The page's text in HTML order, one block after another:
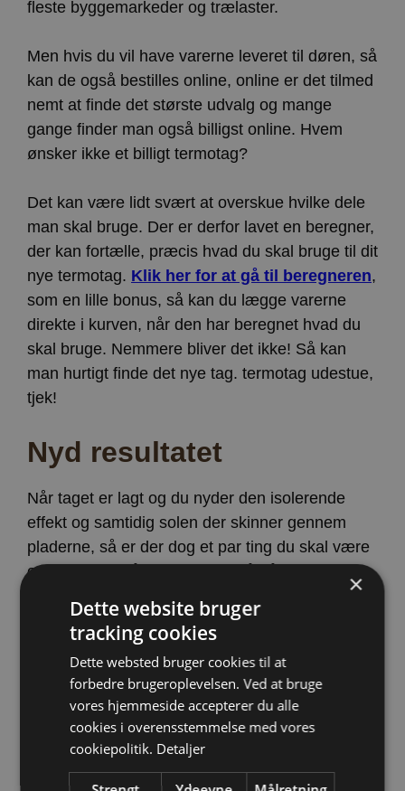
fleste byggemarkeder og trælaster.
Men hvis du vil have varerne leveret til døren, så
kan de også bestilles online, online er det tilmed
nemt at finde det største udvalg og mange
gange finder man også billigst online. Hvem
ønsker ikke et billigt termotag?
Det kan være lidt svært at overskue hvilke dele
man skal bruge. Der er derfor lavet en beregner,
der kan fortælle, præcis hvad du skal bruge til dit
nye termotag. Klik her for at gå til beregneren,
som en lille bonus, så kan du lægge varerne
direkte i kurven, når den har beregnet hvad du
skal bruge. Nemmere bliver det ikke! Så kan
man hurtigt finde det nye tag. termotag udestue,
tjek!
Nyd resultatet
Når taget er lagt og du nyder den isolerende
effekt og samtidig solen der skinner gennem
pladerne, så er der dog et par ting du skal være
opmærksom på. Du bør ikke gå på dit termotag.
Desuden bør du skrabe sne af taget, for ikke at
overbelaste bæreevnen. Max lægteafstand er 80
cm. Prisen pr. plade ligger og variere fra 500-
1000 kr. men det kan være svært at overskue
markedet, da de findes i flere kvaliteter, lag og
tykkelser.
Typer af Termotag
×
Dette website bruger
tracking cookies
Dette websted bruger cookies til at
forbedre brugeroplevelsen. Ved at bruge
vores hjemmeside accepterer du alle
cookies i overensstemmelse med vores
cookiepolitik. Detaljer